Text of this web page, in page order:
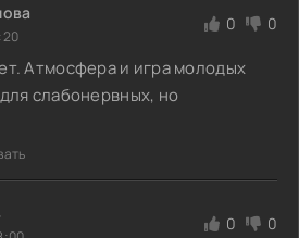
0 0
Атмосфера и игра молодых
слабонервных, но
0 0